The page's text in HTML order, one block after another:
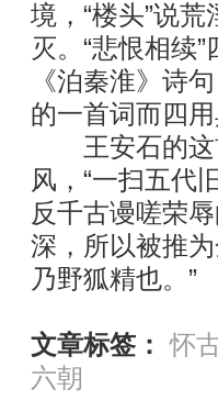
境，“楼头”说
灭。“悲恨相续
《泊秦淮》诗
的一首词而四
王安石的这
风，“一扫五代
反千古谩嗟荣
深，所以被推
乃野狐精也。”
文章标签： 怀
六朝